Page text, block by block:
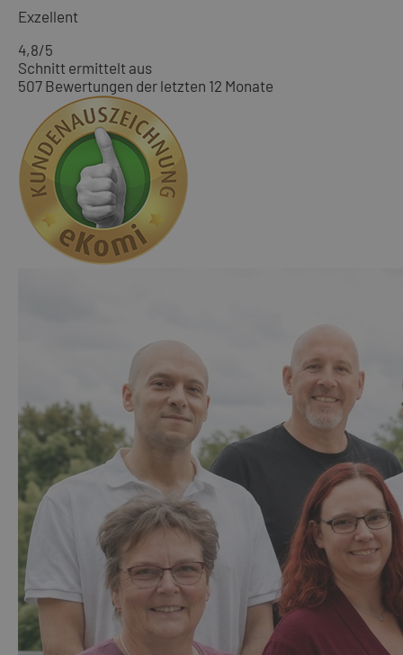
Exzellent
4,8/5
Schnitt ermittelt aus
507 Bewertungen der letzten 12 Monate